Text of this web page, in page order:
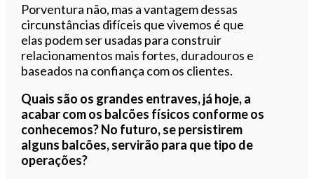
Porventura não, mas a vantagem dessas
circunstâncias difíceis que vivemos é que
elas podem ser usadas para construir
relacionamentos mais fortes, duradouros e
baseados na confiança com os clientes.
Quais são os grandes entraves, já hoje, a
acabar com os balcões físicos conforme os
conhecemos? No futuro, se persistirem
alguns balcões, servirão para que tipo de
operações?